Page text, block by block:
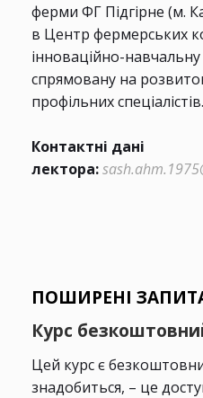
ферми ФГ Підгірне (м.
в Центр фермерських
інноваційно-
спрямовану на
профільних спеціалістів.
Контактні дані
лектора:
ПОШИРЕНІ
Курс
Цей курс є
знадобиться, – це